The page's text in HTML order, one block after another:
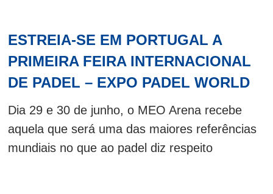
ESTREIA-SE EM PORTUGAL A
PRIMEIRA FEIRA INTERNACIONAL
DE PADEL – EXPO PADEL WORLD
Dia 29 e 30 de junho, o MEO Arena recebe
aquela que será uma das maiores referências
mundiais no que ao padel diz respeito